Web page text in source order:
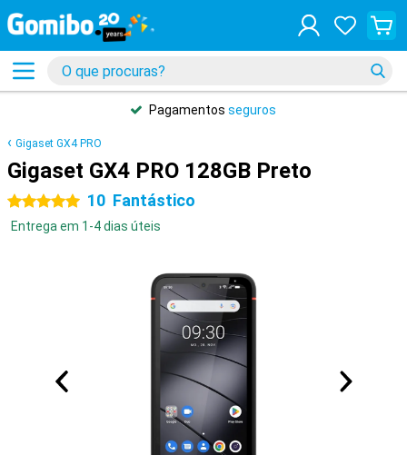
Pagamentos seguros
Gigaset GX4 PRO
Gigaset GX4 PRO 128GB Preto
5 estrelas 10 Fantástico
Entrega em 1-4 dias úteis